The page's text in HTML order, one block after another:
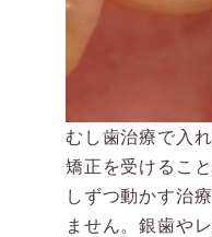
むし歯治療で入
矯正を受けるこ
しずつ動かす治
ません。銀歯や